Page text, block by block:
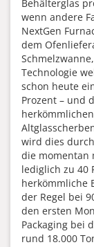
Behälterglas
wenn andere
NextGen
dem
Technologie
schon heute
Prozent – und
wird dies
die momentan
lediglich zu 40
herkömmliche
der Regel bei
den ersten
Packaging bei
rund 18.000